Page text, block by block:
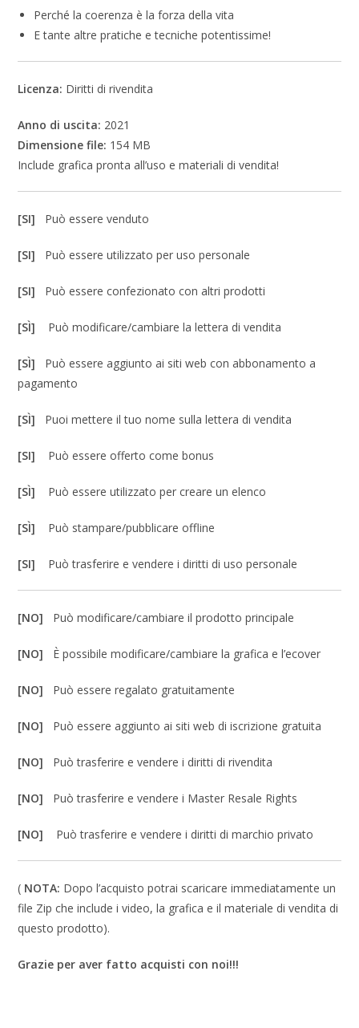
Perché la coerenza è la forza della vita
E tante altre pratiche e tecniche potentissime!
Licenza: Diritti di rivendita
Anno di uscita: 2021
Dimensione file: 154 MB
Include grafica pronta all’uso e materiali di vendita!
[SI] Può essere venduto
[SI] Può essere utilizzato per uso personale
[SI] Può essere confezionato con altri prodotti
[SÌ] Può modificare/cambiare la lettera di vendita
[SÌ] Può essere aggiunto ai siti web con abbonamento a
pagamento
[SÌ] Puoi mettere il tuo nome sulla lettera di vendita
[SI] Può essere offerto come bonus
[SÌ] Può essere utilizzato per creare un elenco
[SÌ] Può stampare/pubblicare offline
[SI] Può trasferire e vendere i diritti di uso personale
[NO] Può modificare/cambiare il prodotto principale
[NO] È possibile modificare/cambiare la grafica e l’ecover
[NO] Può essere regalato gratuitamente
[NO] Può essere aggiunto ai siti web di iscrizione gratuita
[NO] Può trasferire e vendere i diritti di rivendita
[NO] Può trasferire e vendere i Master Resale Rights
[NO] Può trasferire e vendere i diritti di marchio privato
( NOTA: Dopo l’acquisto potrai scaricare immediatamente un
file Zip che include i video, la grafica e il materiale di vendita di
questo prodotto).
Grazie per aver fatto acquisti con noi!!!